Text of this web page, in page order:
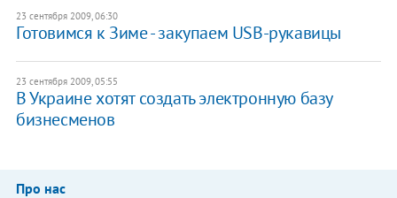
23 сентября 2009, 06:30
Готовимся к Зиме - закупаем USB-рукавицы
23 сентября 2009, 05:55
В Украине хотят создать электронную базу
бизнесменов
Про нас